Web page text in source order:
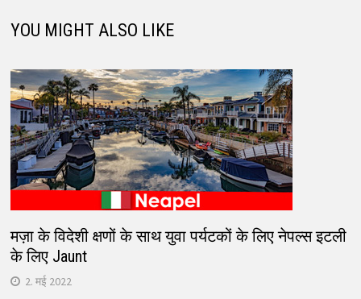
YOU MIGHT ALSO LIKE
मज़ा के विदेशी क्षणों के साथ युवा पर्यटकों के लिए नेपल्स इटली
के लिए Jaunt
2. मई 2022